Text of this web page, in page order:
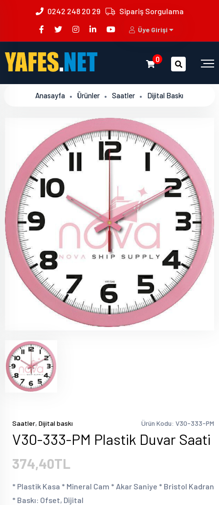
0242 248 20 29 Sipariş Sorgulama
Üye Girişi
0
Anasayfa Ürünler Saatler Dijital Baskı
Saatler, Dijital baskı Ürün Kodu: V30-333-PM
V30-333-PM Plastik Duvar Saati
374,40TL
* Plastik Kasa * Mineral Cam * Akar Saniye * Bristol Kadran
* Baskı: Ofset, Dijital